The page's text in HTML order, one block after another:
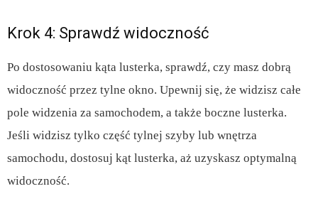
Krok 4: Sprawdź widoczność
Po dostosowaniu kąta lusterka, sprawdź, czy masz dobrą
widoczność przez tylne okno. Upewnij się, że widzisz całe
pole widzenia za samochodem, a także boczne lusterka.
Jeśli widzisz tylko część tylnej szyby lub wnętrza
samochodu, dostosuj kąt lusterka, aż uzyskasz optymalną
widoczność.